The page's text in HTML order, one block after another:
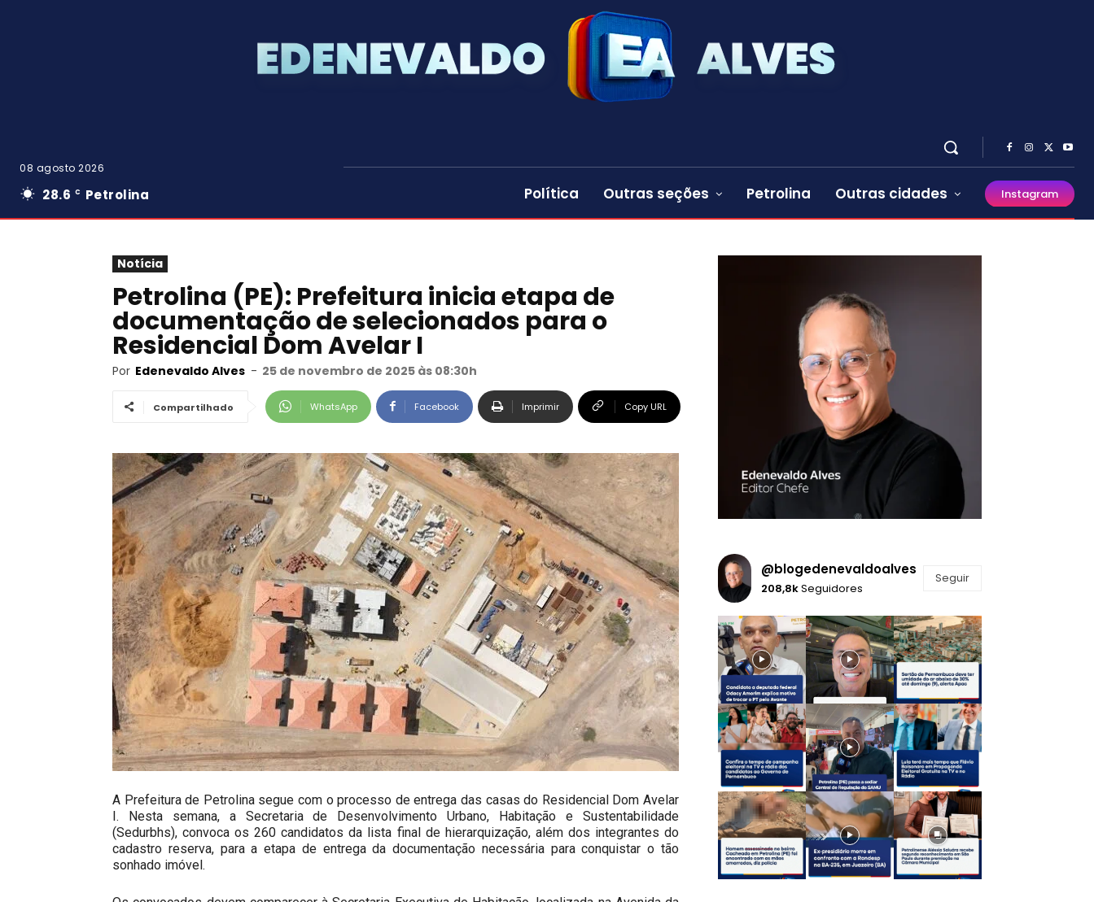
08 agosto 2026
28.6 C Petrolina Política Outras seções Petrolina Outras cidades Instagram
Notícia
Petrolina (PE): Prefeitura inicia etapa de
documentação de selecionados para o
Residencial Dom Avelar I
Por Edenevaldo Alves - 25 de novembro de 2025 às 08:30h
Compartilhado WhatsApp Facebook Imprimir Copy URL
A Prefeitura de Petrolina segue com o processo de entrega das casas do Residencial Dom Avelar
I. Nesta semana, a Secretaria de Desenvolvimento Urbano, Habitação e Sustentabilidade
(Sedurbhs), convoca os 260 candidatos da lista final de hierarquização, além dos integrantes do
cadastro reserva, para a etapa de entrega da documentação necessária para conquistar o tão
sonhado imóvel.
@blogedenevaldoalves
208,8kSeguidores
Seguir